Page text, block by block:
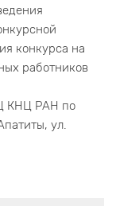
конкурса на
работников
КНЦ РАН по
ул.